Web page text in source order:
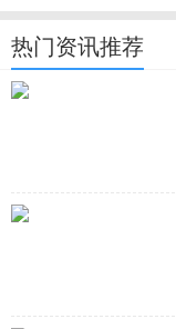
热门资讯推荐